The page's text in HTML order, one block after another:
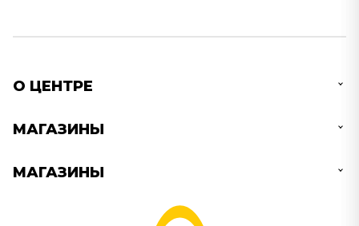
О ЦЕНТРЕ
МАГАЗИНЫ
МАГАЗИНЫ